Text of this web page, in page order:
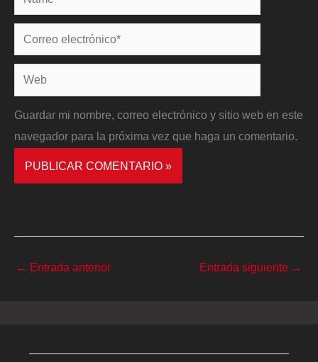
Correo
electrónico*
Web
Guardar mi nombre, correo electrónico y sitio web en este
navegador para la próxima vez que haga un comentario.
← Entrada anterior Entrada siguiente →